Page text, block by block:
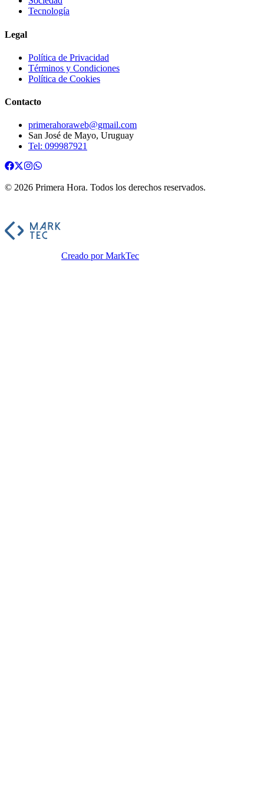
Tecnología
Legal
Política de Privacidad
Términos y Condiciones
Política de Cookies
Contacto
primerahoraweb@gmail.com
San José de Mayo, Uruguay
Tel: 099987921
© 2026 Primera Hora. Todos los derechos reservados.
Creado por MarkTec